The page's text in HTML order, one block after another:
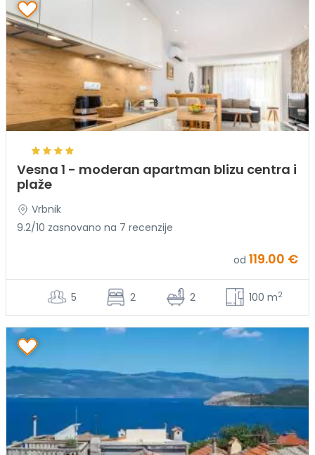
Vesna 1 - moderan apartman blizu centra i
plaže
Vrbnik
9.2/10 zasnovano na 7 recenzije
od 119.00 €
5 2 2 100 m2